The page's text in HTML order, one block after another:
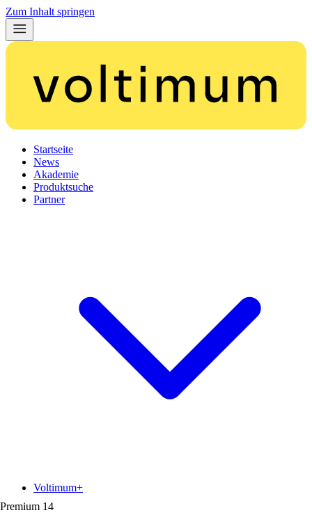
Zum Inhalt springen
Startseite
News
Akademie
Produktsuche
Partner
Premium 14
Voltimum+